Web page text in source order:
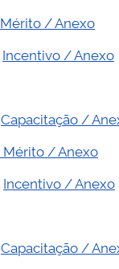
Mérito / Anexo
Incentivo / Anexo
Capacitação /
Mérito / Anexo
Incentivo / Anexo
Capacitação /